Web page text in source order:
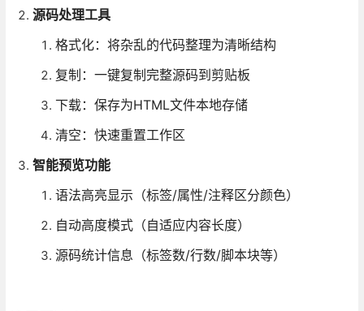
源码处理工具
格式化：将杂乱的代码整理为清晰结构
复制：一键复制完整源码到剪贴板
下载：保存为HTML文件本地存储
清空：快速重置工作区
智能预览功能
语法高亮显示（标签/属性/注释区分颜色）
自动高度模式（自适应内容长度）
源码统计信息（标签数/行数/脚本块等）